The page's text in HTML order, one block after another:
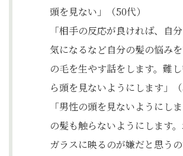
頭を見ない」（50代）
「相手の反応が良ければ、自
気になるなど自分の髪の悩み
の毛を生やす話をします。難
ら頭を見ないようにします」（
「男性の頭を見ないようにし
の髪も触らないようにします
ガラスに映るのが嫌だと思う